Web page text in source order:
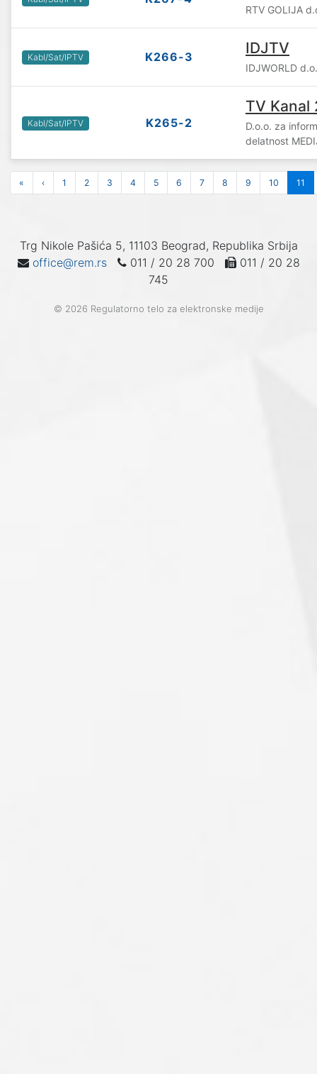
RTV GOLIJA
Kabl/Sat/IPTV K266-3 IDJTV
IDJWORLD
Kabl/Sat/IPTV K265-2
TV Kanal
D.o.o. za
delatnost
« ‹ 1 2 3 4 5 6 7 8 9 10 11
Trg Nikole Pašića 5, 11103 Beograd, Republika Srbija
office@rem.rs
011 / 20 28 700
011 / 20 28
745
© 2026 Regulatorno telo za elektronske medije